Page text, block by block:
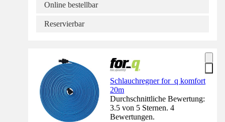
Online bestellbar
Reservierbar
Schlauchregner for_q komfort
20m
Durchschnittliche Bewertung:
3.5 von 5 Sternen. 4
Bewertungen.